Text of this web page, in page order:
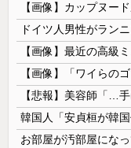
【画像】カップヌー
【画像】最近の高級
【画像】「ワイらの
【悲報】美容師「…
お部屋が汚部屋になっ